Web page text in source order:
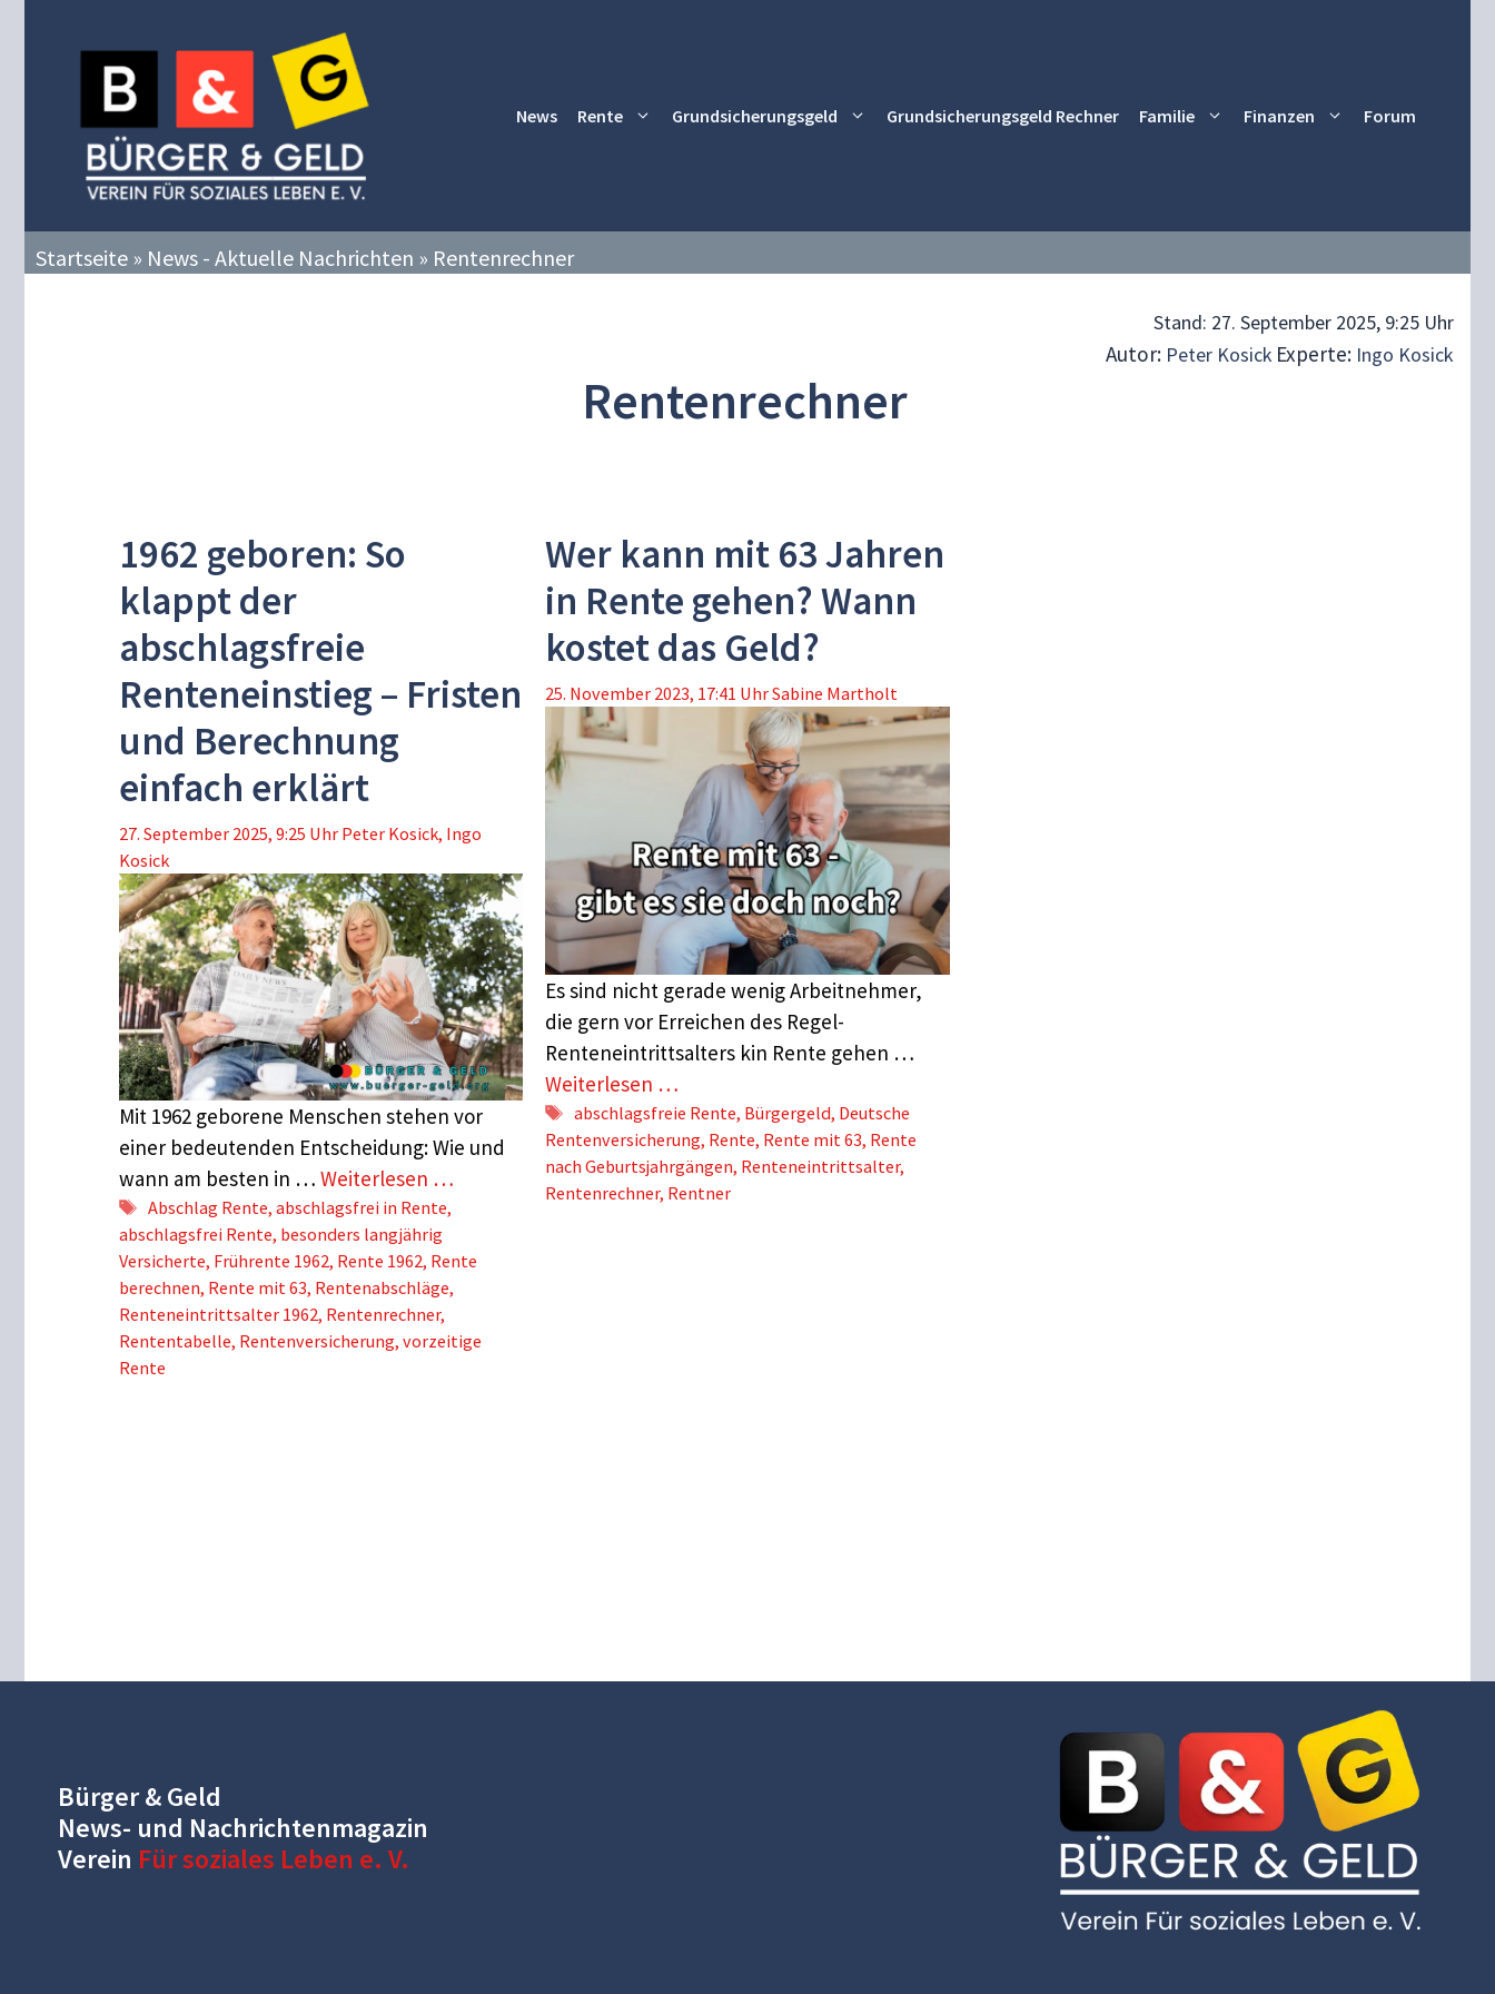
News Rente Grundsicherungsgeld Grundsicherungsgeld Rechner Familie Finanzen Forum
Startseite » News - Aktuelle Nachrichten » Rentenrechner
Stand: 27. September 2025, 9:25 Uhr
Autor: Peter Kosick Experte: Ingo Kosick
Rentenrechner
1962 geboren: So
klappt der
abschlagsfreie
Renteneinstieg – Fristen
und Berechnung
einfach erklärt
27. September 2025, 9:25 Uhr Peter Kosick, Ingo
Kosick
Mit 1962 geborene Menschen stehen vor
einer bedeutenden Entscheidung: Wie und
wann am besten in … Weiterlesen …
Schlagwörter
Abschlag Rente, abschlagsfrei in Rente,
abschlagsfrei Rente, besonders langjährig
Versicherte, Frührente 1962, Rente 1962, Rente
berechnen, Rente mit 63, Rentenabschläge,
Renteneintrittsalter 1962, Rentenrechner,
Rententabelle, Rentenversicherung, vorzeitige
Rente
Wer kann mit 63 Jahren
in Rente gehen? Wann
kostet das Geld?
25. November 2023, 17:41 UhrSabine Martholt
Es sind nicht gerade wenig Arbeitnehmer,
die gern vor Erreichen des Regel-
Renteneintrittsalters kin Rente gehen …
Weiterlesen …
Schlagwörter
abschlagsfreie Rente, Bürgergeld, Deutsche
Rentenversicherung, Rente, Rente mit 63, Rente
nach Geburtsjahrgängen, Renteneintrittsalter,
Rentenrechner, Rentner
Bürger & Geld
News- und Nachrichtenmagazin
Verein Für soziales Leben e. V.